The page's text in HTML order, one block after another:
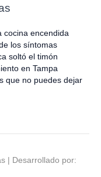
cocina encendida
los síntomas
soltó el timón
en Tampa
que no puedes dejar
| Desarrollado por: